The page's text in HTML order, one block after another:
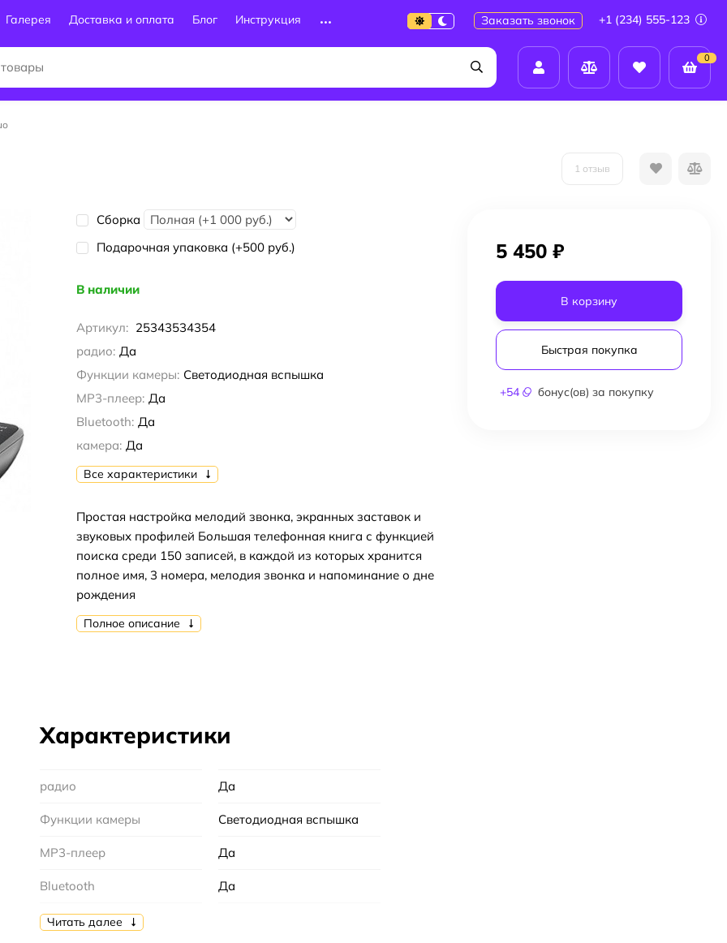
Галерея Доставка и оплата Блог Инструкция Заказать звонок +1 (234) 555-123
0
1 отзыв
Сборка
Подарочная упаковка (+500 руб.)
В наличии
Артикул: 25343534354
радио: Да
Функции камеры: Светодиодная вспышка
MP3-плеер: Да
Bluetooth: Да
камера: Да
Все характеристики
Простая настройка мелодий звонка, экранных заставок и
звуковых профилей Большая телефонная книга с функцией
поиска среди 150 записей, в каждой из которых хранится
полное имя, 3 номера, мелодия звонка и напоминание о дне
рождения
Полное описание
5 450 ₽
В корзину
Быстрая покупка
+54 бонус(ов) за покупку
Характеристики
радио Да
Функции камеры Светодиодная вспышка
MP3-плеер Да
Bluetooth Да
камера
Читать далее